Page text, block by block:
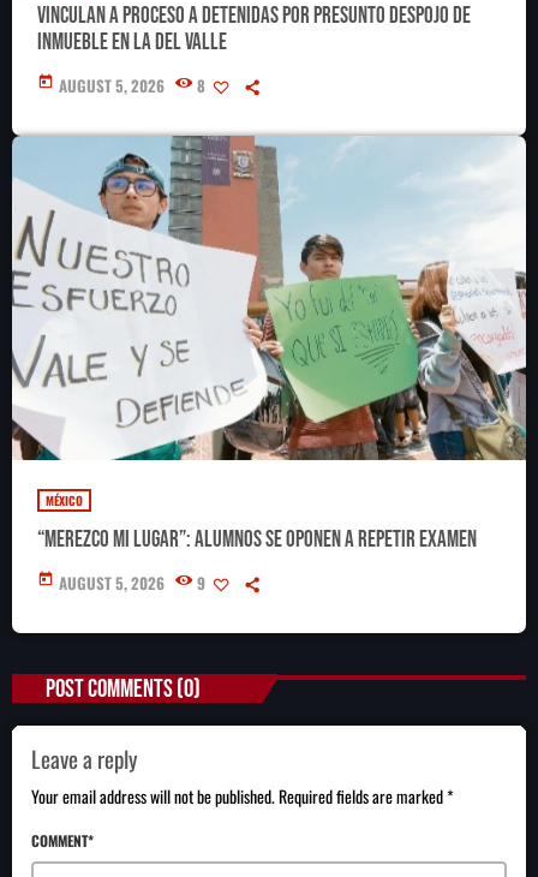
Vinculan a proceso a detenidas por presunto despojo de
inmueble en la Del Valle
today AUGUST 5, 2026 8
MÉXICO
“Merezco mi lugar”: alumnos se oponen a repetir examen
today AUGUST 5, 2026 9
POST COMMENTS (0)
Leave a reply
Your email address will not be published. Required fields are marked *
COMMENT*